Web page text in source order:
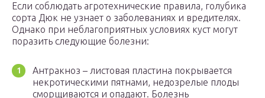
Если соблюдать агротехнические правила, голубика
сорта Дюк не узнает о заболеваниях и вредителях.
Однако при неблагоприятных условиях куст могут
поразить следующие болезни:
Антракноз – листовая пластина покрывается
некротическими пятнами, недозрелые плоды
сморщиваются и опадают. Болезнь